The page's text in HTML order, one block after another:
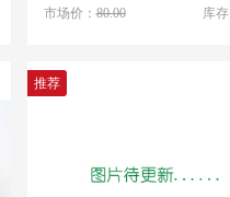
库
市场价：80.00
推荐